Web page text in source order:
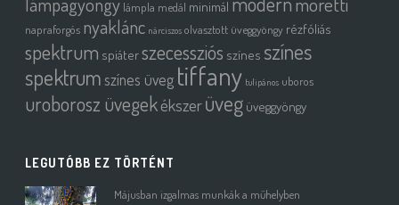
lámpagyöngy lámpla medál minimál
napraforgós nyaklánc nárciszos olvasztott üveggyöngy rézfóliás
spektrum spiáterszecessziós színes színes
spektrumszínes üveg tiffany tulipános uboros
uroborosz üvegekékszerüveg üveggyöngy
LEGUTÓBB EZ TÖRTÉNT
Májusban izgalmas munkák a műhelyben